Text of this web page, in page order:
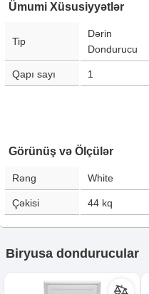
Ümumi Xüsusiyyətlər
Tip
Dərin
Dondurucu
Qapı sayı 1
Görünüş və Ölçülər
Rəng White
Çəkisi 44 kq
Biryusa dondurucular